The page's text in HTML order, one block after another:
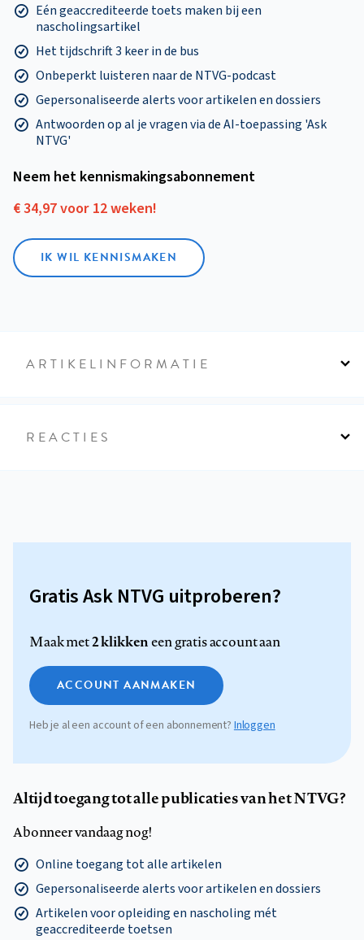
Eén geaccrediteerde toets maken bij een
nascholingsartikel
Het tijdschrift 3 keer in de bus
Onbeperkt luisteren naar de NTVG-podcast
Gepersonaliseerde alerts voor artikelen en dossiers
Antwoorden op al je vragen via de AI-toepassing 'Ask
NTVG'
Neem het kennismakings­abonnement
€ 34,97 voor 12 weken!
IK WIL KENNISMAKEN
ARTIKELINFORMATIE
REACTIES
Gratis Ask NTVG uitproberen?
Maak met2 klikkeneen gratis account aan
ACCOUNT AANMAKEN
Heb je al een account of een abonnement?Inloggen
Altijd toegang tot alle publicaties van het NTVG?
Abonneer vandaag nog!
Online toegang tot alle artikelen
Gepersonaliseerde alerts voor artikelen en dossiers
Artikelen voor opleiding en nascholing mét
geaccrediteerde toetsen